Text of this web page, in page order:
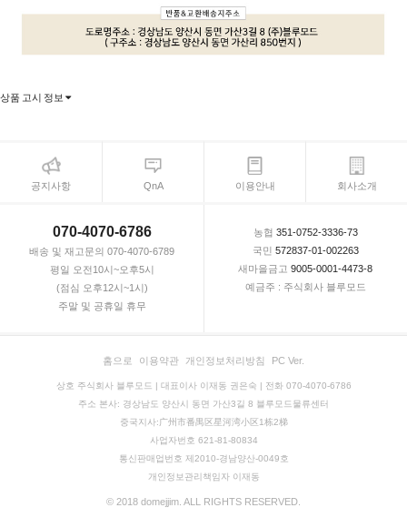
상품 고시 정보
공지사항 QnA 이용안내 회사소개
070-4070-6786
배송 및 재고문의 070-4070-6789
평일 오전10시~오후5시
(점심 오후12시~1시)
주말 및 공휴일 휴무
농협 351-0752-3336-73
국민 572837-01-002263
새마을금고 9005-0001-4473-8
예금주 : 주식회사 블루모드
홈으로 이용약관 개인정보처리방침 PC Ver.
상호 주식회사 블루모드 | 대표이사 이재동 권은숙 | 전화 070-4070-6786
주소 본사: 경상남도 양산시 동면 가산3길 8 블루모드물류센터
중국지사:广州市番禺区星河湾小区1栋2梯
사업자번호 621-81-80834
통신판매업번호 제2010-경남양산-0049호
개인정보관리책임자 이재동
© 2018 domejjim. ALL RIGHTS RESERVED.